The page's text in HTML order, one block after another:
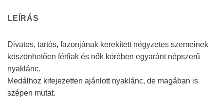
LEÍRÁS
Divatos, tartós, fazonjának kerekített négyzetes szemeinek
köszönhetően férfiak és nők körében egyaránt népszerű
nyaklánc.
Medálhoz kifejezetten ajánlott nyaklánc, de magában is
szépen mutat.